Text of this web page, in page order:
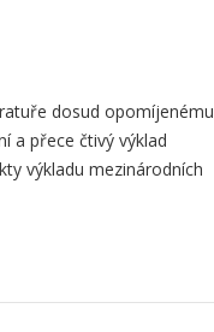
dosud opomíjenému
a přece čtivý výklad
výkladu mezinárodních